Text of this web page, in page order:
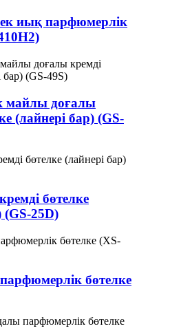
иық парфюмерлік
майлы доғалы
(лайнері бар) (GS-
бөтелке
(GS-25D)
бөтелке